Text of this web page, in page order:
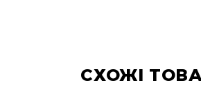
Програвачі
вінілу
CХОЖІ